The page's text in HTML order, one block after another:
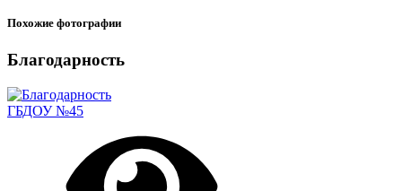
Похожие фотографии
Благодарность
ГБДОУ №45